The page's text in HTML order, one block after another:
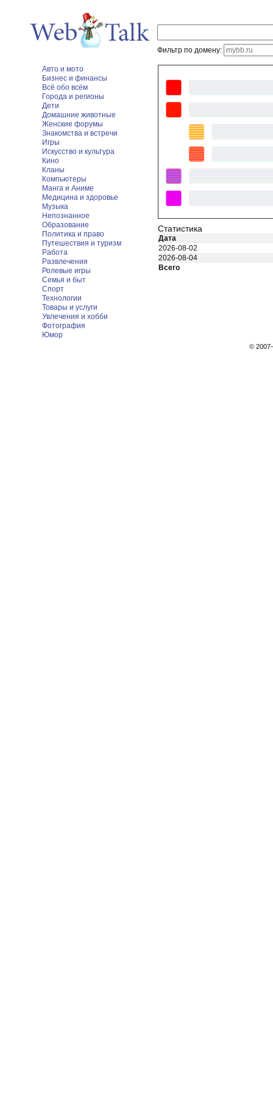
Фильтр по домену:
Авто и мото
Бизнес и финансы
Всё обо всём
Города и регионы
Дети
Домашние животные
Женские форумы
Знакомства и встречи
Игры
Искусство и культура
Кино
Кланы
Компьютеры
Манга и Аниме
Медицина и здоровье
Музыка
Непознанное
Образование
Политика и право
Путешествия и туризм
Работа
Развлечения
Ролевые игры
Семья и быт
Спорт
Технологии
Товары и услуги
Увлечения и хобби
Фотография
Юмор
Статистика
Дата
2026-08-02
2026-08-04
Всего
©